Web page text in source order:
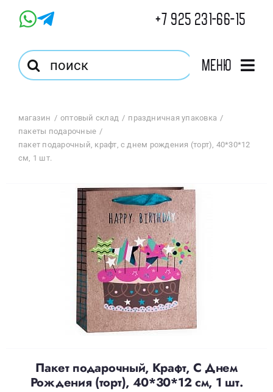
+7 925 231-66-15
Результат
поиска:
Меню
Магазин
Избранное
Доставка
Отзывы
магазин оптовый склад
праздничная упаковка
пакеты подарочные
пакет подарочный, крафт, с днем рождения (торт), 40*30*12
см, 1 шт.
Пакет подарочный, Крафт, С Днем
Рождения (торт), 40*30*12 см, 1 шт.